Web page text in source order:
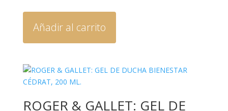
Añadir al carrito
ROGER & GALLET: GEL DE